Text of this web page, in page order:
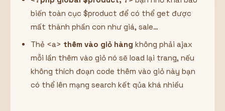
biến toàn cục $product để có thể get được
mất thành phần con như giá, sale…
Thẻ <a> thêm vào giỏ hàng không phải ajax
mỗi lần thêm vào giỏ nó sẽ load lại trang, nếu
không thích đoạn code thêm vào giỏ này bạn
có thể lên mạng search kết qủa khá nhiều